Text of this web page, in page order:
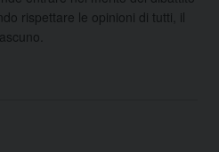
rispettare le opinioni di tutti, il